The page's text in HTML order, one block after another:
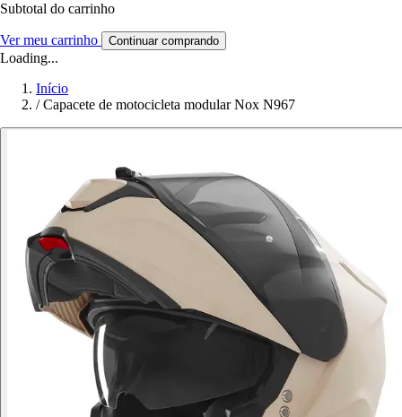
Subtotal do carrinho
Ver meu carrinho Continuar comprando
Loading...
Início
/ Capacete de motocicleta modular Nox N967